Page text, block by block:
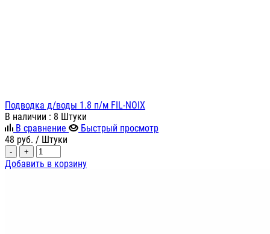
Подводка д/воды 1.8 п/м FIL-NOIX
В наличии : 8 Штуки
В сравнение
Быстрый просмотр
48 руб. / Штуки
- +
Добавить в корзину